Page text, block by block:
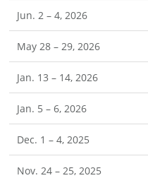
Jun. 2 – 4, 2026
May 28 – 29, 2026
Jan. 13 – 14, 2026
Jan. 5 – 6, 2026
Dec. 1 – 4, 2025
Nov. 24 – 25, 2025